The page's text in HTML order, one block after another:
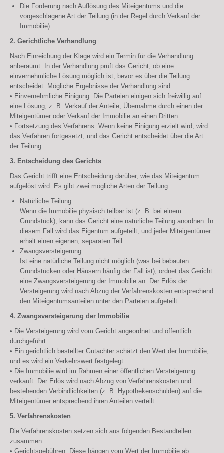
Die Forderung nach Auflösung des Miteigentums und die
vorgeschlagene Art der Teilung (in der Regel durch Verkauf der
Immobilie).
2. Gerichtliche Verhandlung
Nach Einreichung der Klage wird ein Termin für die Verhandlung
anberaumt. In der Verhandlung prüft das Gericht, ob eine
einvernehmliche Lösung möglich ist, bevor es über die Teilung
entscheidet. Mögliche Ergebnisse der Verhandlung sind:
• Einvernehmliche Einigung: Die Parteien einigen sich freiwillig auf
eine Lösung, z. B. Verkauf der Anteile, Übernahme durch einen der
Miteigentümer oder Verkauf der Immobilie an einen Dritten.
• Fortsetzung des Verfahrens: Wenn keine Einigung erzielt wird, wird
das Verfahren fortgesetzt, und das Gericht entscheidet über die Art
der Teilung.
3. Entscheidung des Gerichts
Das Gericht trifft eine Entscheidung darüber, wie das Miteigentum
aufgelöst wird. Es gibt zwei mögliche Arten der Teilung:
Natürliche Teilung:
Wenn die Immobilie physisch teilbar ist (z. B. bei einem
Grundstück), kann das Gericht eine natürliche Teilung anordnen. In
diesem Fall wird das Eigentum aufgeteilt, und jeder Miteigentümer
erhält einen eigenen, separaten Teil.
Zwangsversteigerung:
Ist eine natürliche Teilung nicht möglich (was bei bebauten
Grundstücken oder Häusern häufig der Fall ist), ordnet das Gericht
eine Zwangsversteigerung der Immobilie an. Der Erlös der
Versteigerung wird nach Abzug der Verfahrenskosten entsprechend
den Miteigentumsanteilen unter den Parteien aufgeteilt.
4. Zwangsversteigerung der Immobilie
• Die Versteigerung wird vom Gericht angeordnet und öffentlich
durchgeführt.
• Ein gerichtlich bestellter Gutachter schätzt den Wert der Immobilie,
und es wird ein Verkehrswert festgelegt.
• Die Immobilie wird im Rahmen einer öffentlichen Versteigerung
verkauft. Der Erlös wird nach Abzug von Verfahrenskosten und
bestehenden Verbindlichkeiten (z. B. Hypothekenschulden) auf die
Miteigentümer entsprechend ihren Anteilen verteilt.
5. Verfahrenskosten
Die Verfahrenskosten setzen sich aus folgenden Bestandteilen
zusammen:
• Gerichtsgebühren: Diese hängen vom Wert der Immobilie ab.